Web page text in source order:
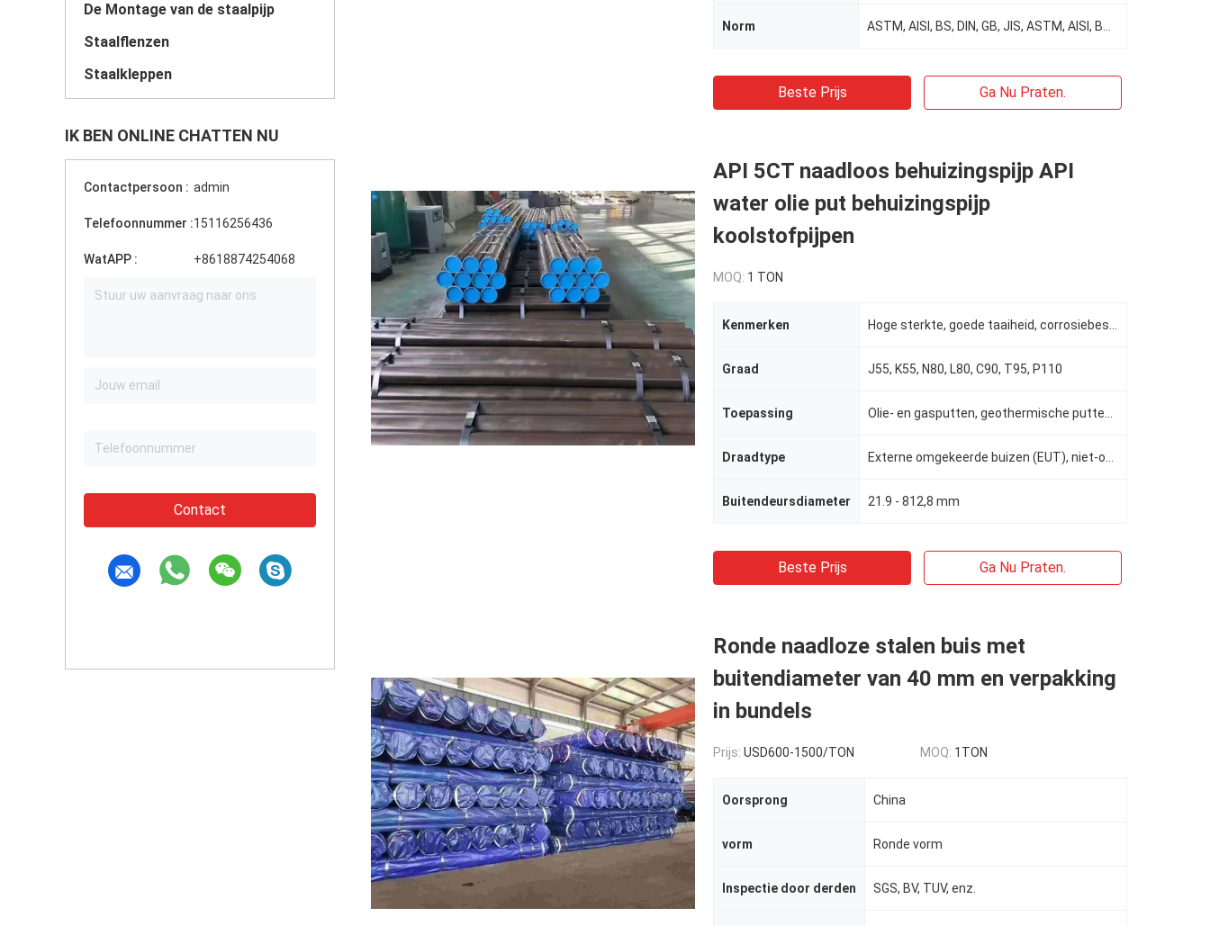
De Montage van de staalpijp
Staalflenzen
Staalkleppen
IK BEN ONLINE CHATTEN NU
Contactpersoon : admin
Telefoonnummer :15116256436
WatAPP : +8618874254068
Contact
Norm
Beste Prijs Ga Nu Praten.
API 5CT naadloos behuizingspijp API
water olie put behuizingspijp
koolstofpijpen
MOQ: 1 TON
Kenmerken
Graad J55, K55, N80, L80, C90, T95, P110
Toepassing
Draadtype
Buitendeursdiameter 21.9 - 812,8 mm
Beste Prijs Ga Nu Praten.
Ronde naadloze stalen buis met
buitendiameter van 40 mm en verpakking
in bundels
Prijs: USD600-1500/TON MOQ: 1TON
Oorsprong China
vorm Ronde vorm
Inspectie door derden SGS, BV, TUV, enz.